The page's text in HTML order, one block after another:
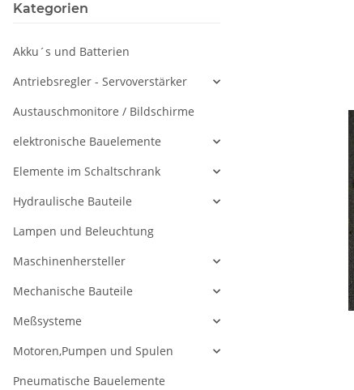
Kategorien
Akku´s und Batterien
Antriebsregler - Servoverstärker
Austauschmonitore / Bildschirme
elektronische Bauelemente
Elemente im Schaltschrank
Hydraulische Bauteile
Lampen und Beleuchtung
Maschinenhersteller
Mechanische Bauteile
Meßsysteme
Motoren,Pumpen und Spulen
Pneumatische Bauelemente